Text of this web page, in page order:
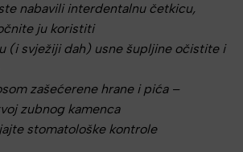
nabavili interdentalnu četkicu,
ju koristiti
(i svježiji dah) usne šupljine očistite i
zašećerene hrane i pića –
zubnog kamenca
stomatološke kontrole